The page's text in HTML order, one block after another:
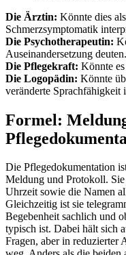
Die Ärztin: Könnte dies
Schmerzsymptomatik
Die Psychotherapeutin:
Auseinandersetzung deuten.
Die Pflegekraft: Könnte
Die Logopädin: Könnte
veränderte Sprachfähigkeit
Formel:
Die Pflegedokumentation
Meldung und Protokoll. Sie
Uhrzeit sowie die Namen
Gleichzeitig ist sie
Begebenheit sachlich und
typisch ist. Dabei hält sich
Fragen, aber in reduzierter